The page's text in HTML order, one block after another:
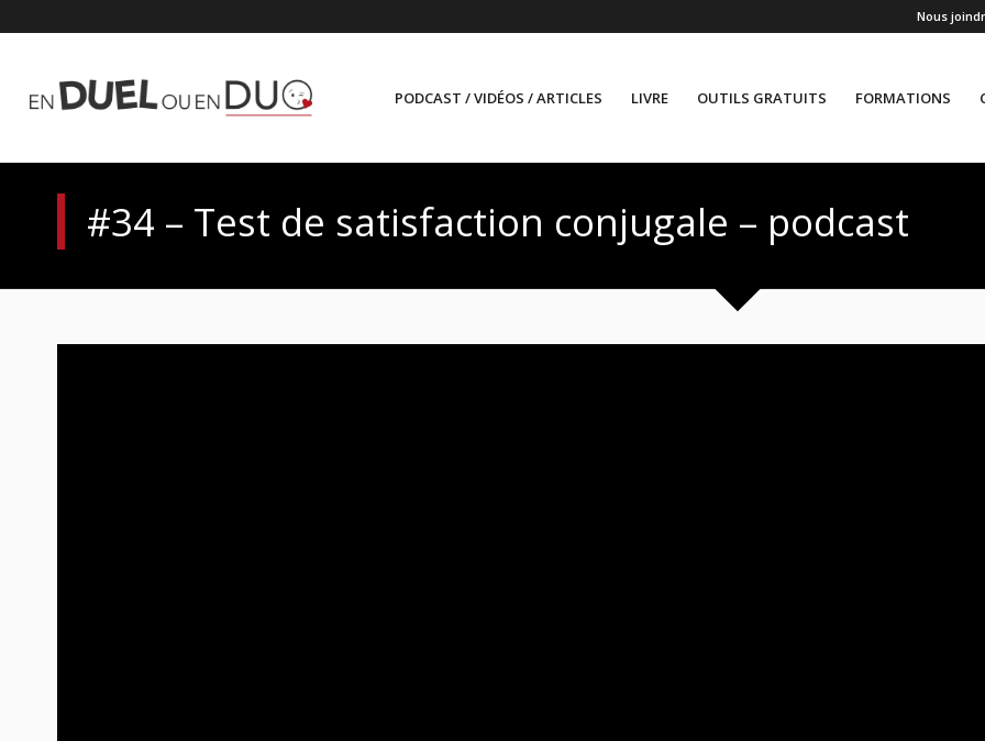
Nous
PODCAST / VIDÉOS / ARTICLES LIVRE OUTILS GRATUITS FORMATIONS
#34 – Test de satisfaction conjugale – podcast